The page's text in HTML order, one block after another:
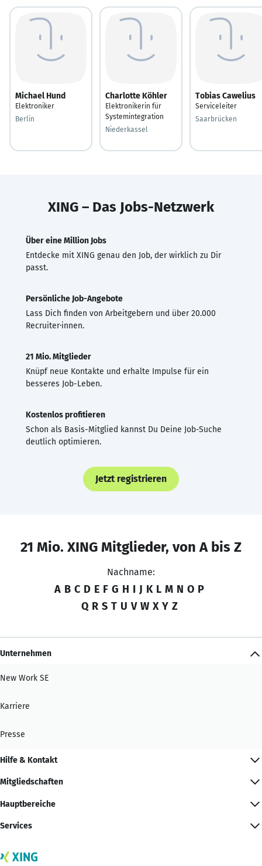
Michael Hund
Elektroniker
Berlin
Charlotte Köhler
Elektronikerin für
Systemintegration
Niederkassel
Tobias Cawelius
Serviceleiter
Saarbrücken
XING – Das Jobs-Netzwerk
Über eine Million Jobs
Entdecke mit XING genau den Job, der wirklich zu Dir
passt.
Persönliche Job-Angebote
Lass Dich finden von Arbeitgebern und über 20.000
Recruiter·innen.
21 Mio. Mitglieder
Knüpf neue Kontakte und erhalte Impulse für ein
besseres Job-Leben.
Kostenlos profitieren
Schon als Basis-Mitglied kannst Du Deine Job-Suche
deutlich optimieren.
Jetzt registrieren
21 Mio. XING Mitglieder, von A bis Z
Nachname:
A B C D E F G H I J K L M N O P
Q R S T U V W X Y Z
Unternehmen
New Work SE
Karriere
Presse
Hilfe & Kontakt
Mitgliedschaften
Hauptbereiche
Services